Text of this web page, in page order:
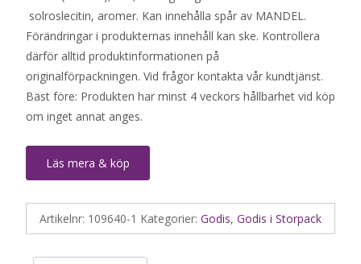
solroslecitin, aromer. Kan innehålla spår av MANDEL.
Förändringar i produkternas innehåll kan ske. Kontrollera
därför alltid produktinformationen på
originalförpackningen. Vid frågor kontakta vår kundtjänst.
Bäst före: Produkten har minst 4 veckors hållbarhet vid köp
om inget annat anges.
Läs mera & köp
Artikelnr: 109640-1 Kategorier: Godis, Godis i Storpack